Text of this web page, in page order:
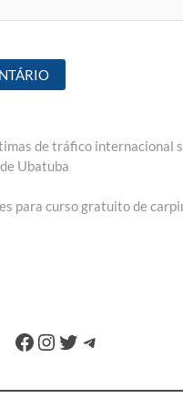
de tráfico internacional
Ubatuba
para curso gratuito de
Facebook
Instagram
Twitter
Telegram